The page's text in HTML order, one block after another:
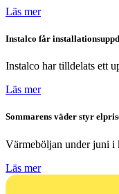
Läs mer
Instalco får
Instalco har tilldelats ett
Läs mer
Sommarens väder styr
Värmeböljan under juni i
Läs mer